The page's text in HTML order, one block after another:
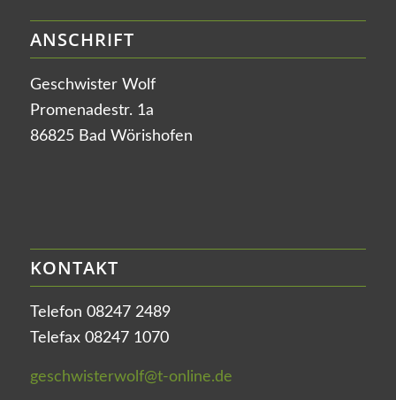
ANSCHRIFT
Geschwister Wolf
Promenadestr. 1a
86825 Bad Wörishofen
KONTAKT
Telefon 08247 2489
Telefax 08247 1070
geschwisterwolf@t-online.de